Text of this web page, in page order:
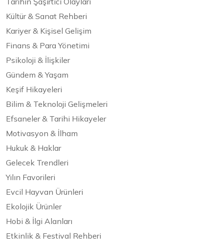
Kültür & Sanat Rehberi
Kariyer & Kişisel Gelişim
Finans & Para Yönetimi
Psikoloji & İlişkiler
Gündem & Yaşam
Keşif Hikayeleri
Bilim & Teknoloji Gelişmeleri
Efsaneler & Tarihi Hikayeler
Motivasyon & İlham
Hukuk & Haklar
Gelecek Trendleri
Yılın Favorileri
Evcil Hayvan Ürünleri
Ekolojik Ürünler
Hobi & İlgi Alanları
Etkinlik & Festival Rehberi